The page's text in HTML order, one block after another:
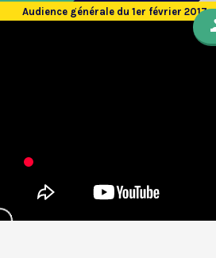
Audience générale du 1er février 2017